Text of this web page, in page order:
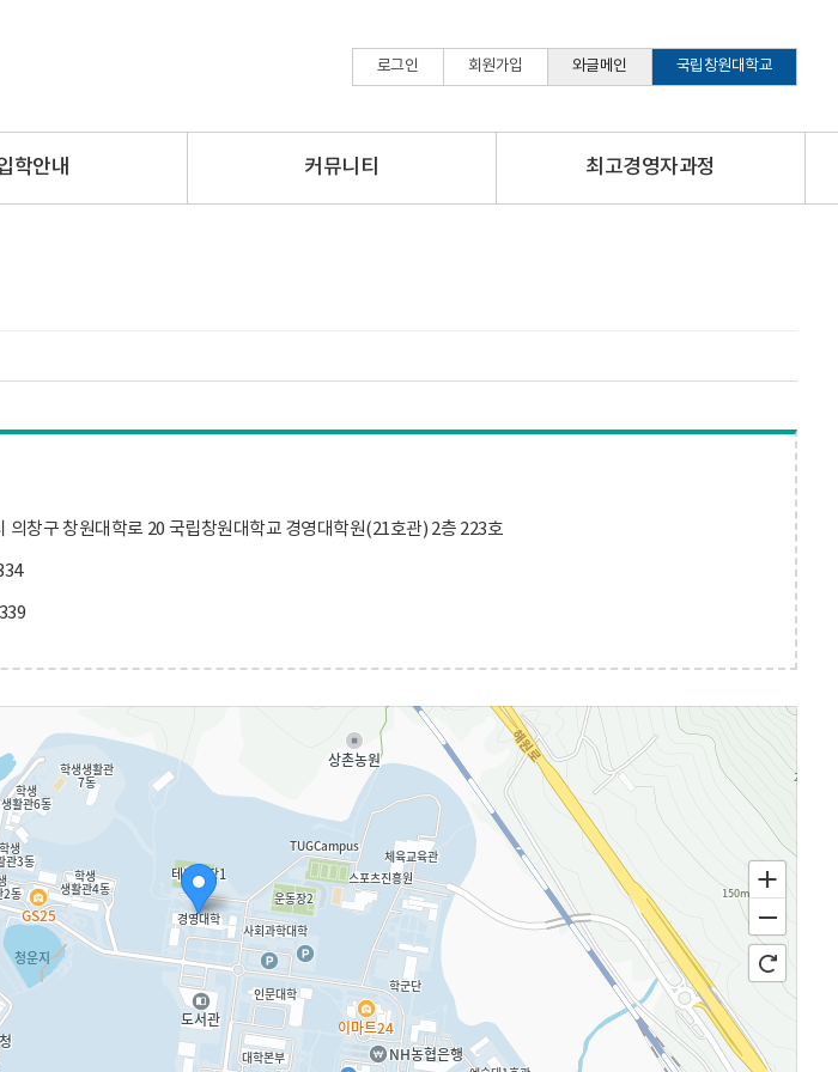
로그인 회원가입 와글메인 국립창원대학교
학안내 커뮤니티 최고경영자과정
의창구 창원대학로 20 국립창원대학교 경영대학원(21호관) 2층 223호